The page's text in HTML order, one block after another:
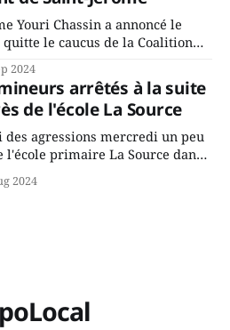
Youri Chassin a annoncé le
le caucus de la Coalition
Legault parce qu'il est déçu du
surtout de son incapacité, qu'il
2024
arrêtés à la suite
de l'école La Source
des agressions mercredi un peu
l'école primaire La Source dans
Jérôme. L'une de deux
sous un véhicule et aspergée
2024